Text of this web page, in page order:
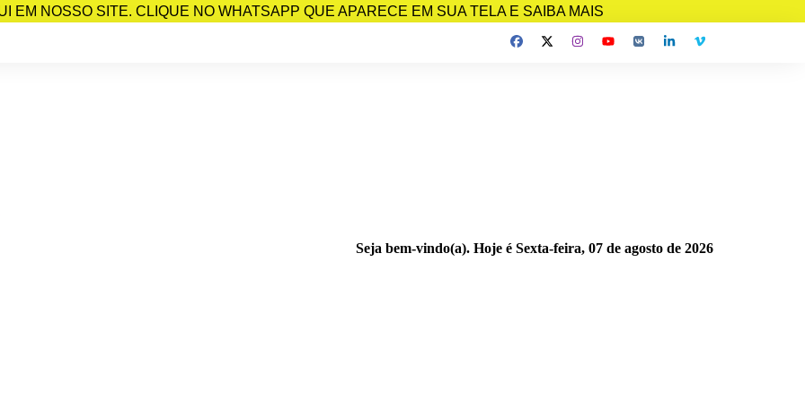
EM NOSSO SITE. CLIQUE NO WHATSAPP QUE APARECE EM SUA TELA E SAIBA MAIS
Seja bem-vindo(a). Hoje é Sexta-feira, 07 de agosto de 2026